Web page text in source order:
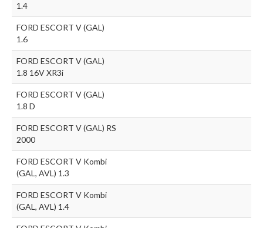
1.4
FORD ESCORT V (GAL)
1.6
FORD ESCORT V (GAL)
1.8 16V XR3i
FORD ESCORT V (GAL)
1.8 D
FORD ESCORT V (GAL) RS
2000
FORD ESCORT V Kombi
(GAL, AVL) 1.3
FORD ESCORT V Kombi
(GAL, AVL) 1.4